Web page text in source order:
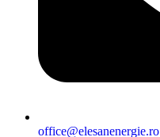
office@elesanenergie.ro